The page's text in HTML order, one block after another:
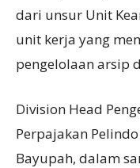
dari unsur Unit
unit kerja yang
pengelolaan arsip
Division Head
Perpajakan
Bayupah, dalam